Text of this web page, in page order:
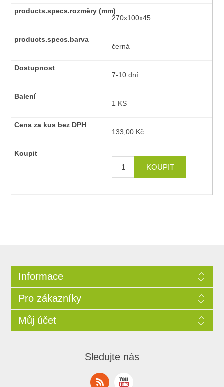
270x100x45
černá
7-10 dní
1 KS
133,00 Kč
Informace
Pro zákazníky
Můj účet
Sledujte nás